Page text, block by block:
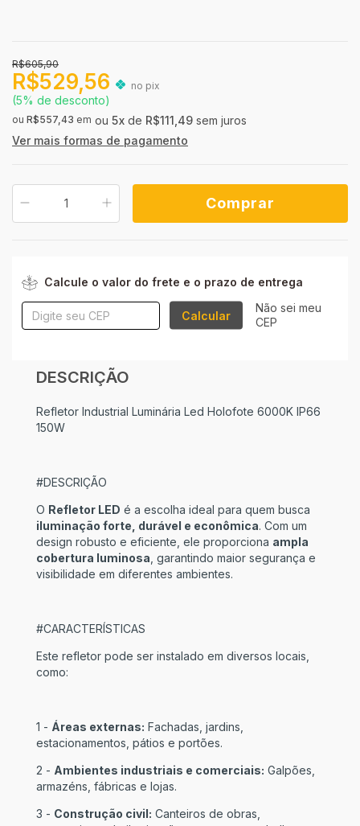
R$605,90
R$529,56 no pix
(5% de desconto)
ou R$557,43 em 5x de R$111,49 sem juros
Ver mais formas de pagamento
Calcule o valor do frete e o prazo de entrega
Calcular
Não sei meu
CEP
DESCRIÇÃO
Refletor Industrial Luminária Led Holofote 6000K IP66
150W
#DESCRIÇÃO
O Refletor LED é a escolha ideal para quem busca
iluminação forte, durável e econômica. Com um
design robusto e eficiente, ele proporciona ampla
cobertura luminosa , garantindo maior segurança e
visibilidade em diferentes ambientes.
#CARACTERÍSTICAS
Este refletor pode ser instalado em diversos locais,
como:
1 - Áreas externas: Fachadas, jardins,
estacionamentos, pátios e portões.
2 - Ambientes industriais e comerciais: Galpões,
armazéns, fábricas e lojas.
3 - Construção civil: Canteiros de obras,